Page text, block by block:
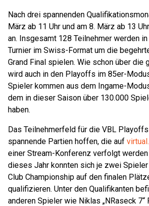
Nach drei spannenden
März ab 11 Uhr und am 8. März ab 13
an. Insgesamt 128 Teilnehmer werden
Turnier im Swiss-Format um die
Grand Final spielen. Wie schon über die
wird auch in den Playoffs im 85er-
Spieler kommen aus dem Ingame-
dem in dieser Saison über 130.000
haben.
Das Teilnehmerfeld für die VBL
spannende Partien hoffen, die auf
einer Stream-Konferenz verfolgt werden
dieses Jahr konnten sich je zwei
Club Championship auf den finalen
qualifizieren. Unter den Qualifikanten
anderen Spieler wie Niklas „NRaseck 7“